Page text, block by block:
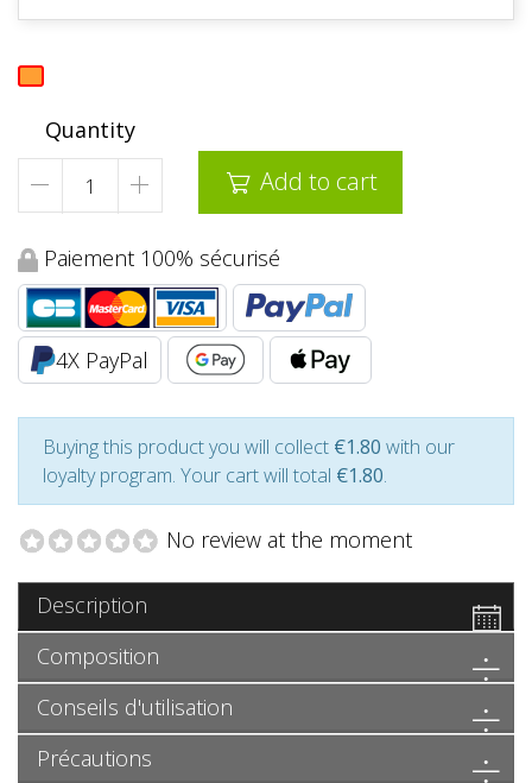
Quantity
 Add to cart
Paiement 100% sécurisé
4X PayPal
Buying this product you will collect €1.80 with our
loyalty program. Your cart will total €1.80.
No review at the moment
Description
Composition
Conseils d'utilisation
Précautions